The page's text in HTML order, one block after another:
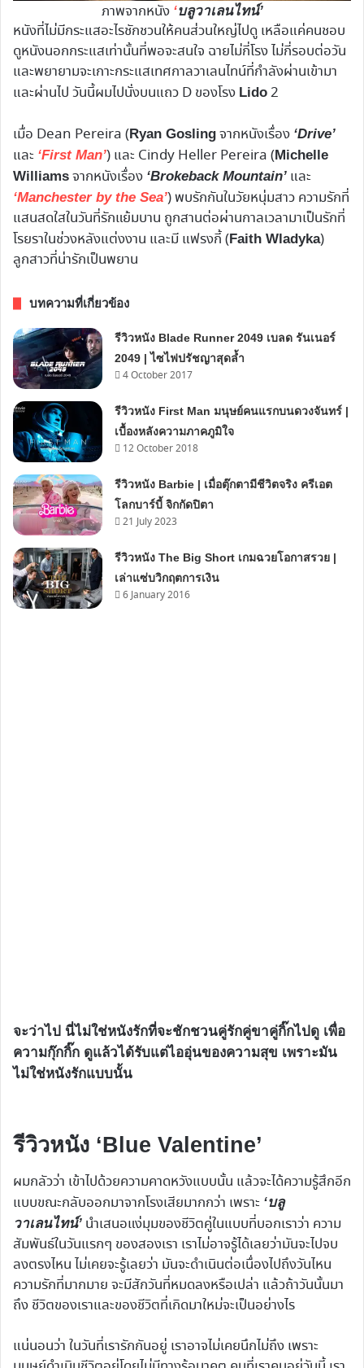
ภาพจากหนัง ‘บลูวาเลนไทน์’
หนังที่ไม่มีกระแสอะไรชักชวนให้คนส่วนใหญ่ไปดู เหลือแค่คนชอบ
ดูหนังนอกกระแสเท่านั้นที่พอจะสนใจ ฉายไม่กี่โรง ไม่กี่รอบต่อวัน
และพยายามจะเกาะกระแสเทศกาลวาเลนไทน์ที่กำลังผ่านเข้ามา
และผ่านไป วันนี้ผมไปนั่งบนแถว D ของโรง Lido 2
เมื่อ Dean Pereira (Ryan Gosling จากหนังเรื่อง ‘Drive’
และ ‘First Man’) และ Cindy Heller Pereira (Michelle
Williams จากหนังเรื่อง ‘Brokeback Mountain’ และ
‘Manchester by the Sea’) พบรักกันในวัยหนุ่มสาว ความรักที่
แสนสดใสในวันที่รักแย้มบาน ถูกสานต่อผ่านกาลเวลามาเป็นรักที่
โรยราในช่วงหลังแต่งงาน และมี แฟรงกี้ (Faith Wladyka)
ลูกสาวที่น่ารักเป็นพยาน
บทความที่เกี่ยวข้อง
รีวิวหนัง Blade Runner 2049 เบลด รันเนอร์
2049 | ไซไฟปรัชญาสุดล้ำ
4 October 2017
รีวิวหนัง First Man มนุษย์คนแรกบนดวงจันทร์ |
เบื้องหลังความภาคภูมิใจ
12 October 2018
รีวิวหนัง Barbie | เมื่อตุ๊กตามีชีวิตจริง ครีเอต
โลกบาร์บี้ จิกกัดปิตา
21 July 2023
รีวิวหนัง The Big Short เกมฉวยโอกาสรวย |
เล่าแซ่บวิกฤตการเงิน
6 January 2016
จะว่าไป นี่ไม่ใช่หนังรักที่จะชักชวนคู่รักคู่ขาคู่กิ๊กไปดู เพื่อ
ความกุ๊กกิ๊ก ดูแล้วได้รับแต่ไออุ่นของความสุข เพราะมัน
ไม่ใช่หนังรักแบบนั้น
รีวิวหนัง ‘Blue Valentine’
ผมกลัวว่า เข้าไปด้วยความคาดหวังแบบนั้น แล้วจะได้ความรู้สึกอีก
แบบขณะกลับออกมาจากโรงเสียมากกว่า เพราะ ‘บลู
วาเลนไทน์’ นำเสนอแง่มุมของชีวิตคู่ในแบบที่บอกเราว่า ความ
สัมพันธ์ในวันแรกๆ ของสองเรา เราไม่อาจรู้ได้เลยว่ามันจะไปจบ
ลงตรงไหน ไม่เคยจะรู้เลยว่า มันจะดำเนินต่อเนื่องไปถึงวันไหน
ความรักที่มากมาย จะมีสักวันที่หมดลงหรือเปล่า แล้วถ้าวันนั้นมา
ถึง ชีวิตของเราและของชีวิตที่เกิดมาใหม่จะเป็นอย่างไร
แน่นอนว่า ในวันที่เรารักกันอยู่ เราอาจไม่เคยนึกไม่ถึง เพราะ